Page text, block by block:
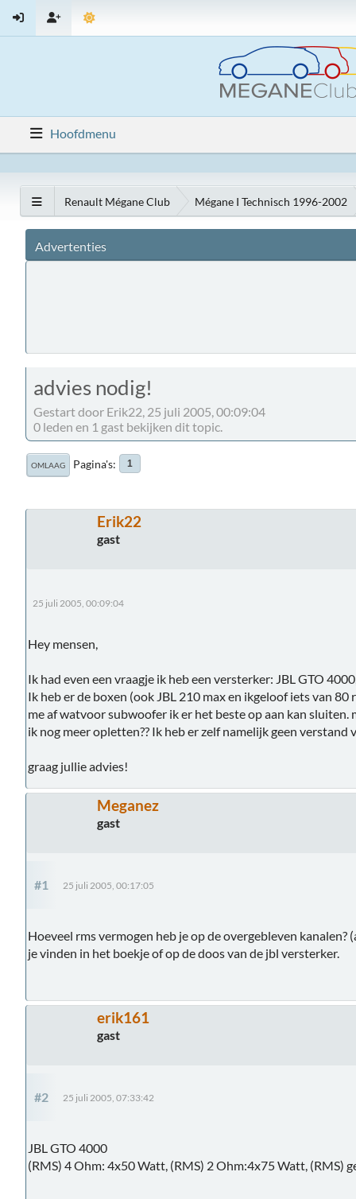
Hoofdmenu
Renault Mégane Club Mégane I Technisch 1996-2002
Advertenties
advies nodig!
Gestart door Erik22, 25 juli 2005, 00:09:04
0 leden en 1 gast bekijken dit topic.
OMLAAG Pagina's 1
Erik22
gast
25 juli 2005, 00:09:04
Hey mensen,
Ik had even een vraagje ik heb een versterker: JBL GTO
Ik heb er de boxen (ook JBL 210 max en ikgeloof iets van
me af watvoor subwoofer ik er het beste op aan kan
ik nog meer opletten?? Ik heb er zelf namelijk geen verstand
graag jullie advies!
Meganez
gast
#1 25 juli 2005, 00:17:05
Hoeveel rms vermogen heb je op de overgebleven
je vinden in het boekje of op de doos van de jbl versterker.
erik161
gast
#2 25 juli 2005, 07:33:42
JBL GTO 4000
(RMS) 4 Ohm: 4x50 Watt, (RMS) 2 Ohm:4x75 Watt, (RMS)